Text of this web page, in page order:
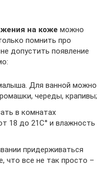
на коже можно
помнить про
допустить появление
Для ванной можно
череды, крапивы;
в комнатах
18 до 21С° и влажность
придерживаться
что все не так просто –